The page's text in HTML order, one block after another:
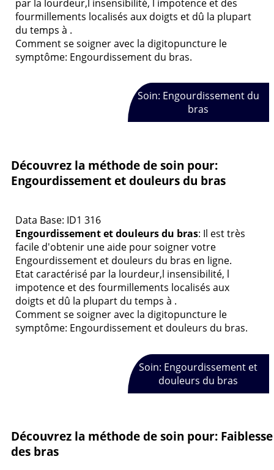
par la lourdeur,l insensibilité, l impotence et des
fourmillements localisés aux doigts et dû la plupart
du temps à .
Comment se soigner avec la digitopuncture le
symptôme: Engourdissement du bras.
Soin: Engourdissement du
bras
Découvrez la méthode de soin pour:
Engourdissement et douleurs du bras
Data Base: ID1 316
Engourdissement et douleurs du bras: Il est très
facile d'obtenir une aide pour soigner votre
Engourdissement et douleurs du bras en ligne.
Etat caractérisé par la lourdeur,l insensibilité, l
impotence et des fourmillements localisés aux
doigts et dû la plupart du temps à .
Comment se soigner avec la digitopuncture le
symptôme: Engourdissement et douleurs du bras.
Soin: Engourdissement et
douleurs du bras
Découvrez la méthode de soin pour: Faiblesse
des bras